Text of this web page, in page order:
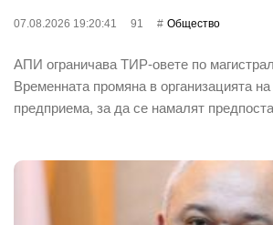
07.08.2026 19:20:41 91 Общество
АПИ ограничава ТИР-овете по
Временната промяна в организацията
предприема, за да се намалят